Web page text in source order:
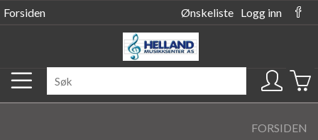
Forsiden Ønskeliste Logg inn
FORSIDEN